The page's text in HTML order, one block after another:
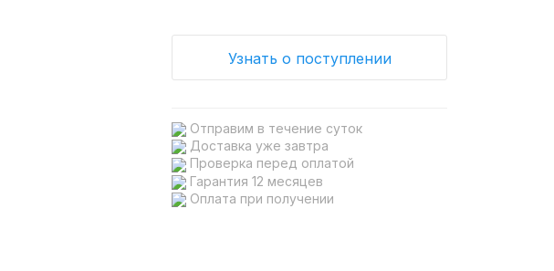
Узнать о поступлении
Отправим в течение суток
Доставка уже завтра
Проверка перед оплатой
Гарантия 12 месяцев
Оплата при получении